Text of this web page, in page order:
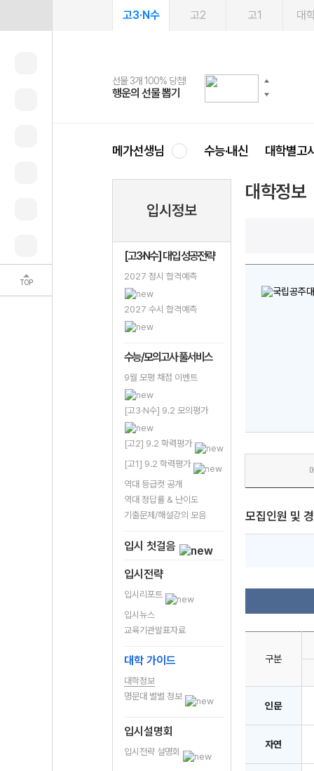
TOP
고3·N수 고2 고1 대
선물 3개 100% 당첨!
행운의 선물 뽑기
선물 100% 증정!
메가스터디 X 올리브
여름방학 스터디 캐시백
메가런 썸머스쿨
2027 러셀 단과
강사 공개선발
스마트러닝앱
설문 EVENT
메가패스
3일 무료 체험권
메가패스 수강생 무료혜택!
메가클럽 멤버십
사회공헌 캠페인
희망이룸 메가나눔
메가선생님 수능·내신 대학별고
입시정보
[고3·N수] 대입 성공전략
2027 정시 합격예측
2027 수시 합격예측
수능/모의고사 풀서비스
9월 모평 채점 이벤트
[고3·N수] 9.2 모의평가
[고2] 9.2 학력평가
[고1] 9.2 학력평가
역대 등급컷 공개
역대 정답률 & 난이도
기출문제/해설강의 모음
입시 첫걸음
입시전략
입시리포트
입시뉴스
교육기관발표자료
대학 가이드
대학정보
명문대 별별 정보
입시설명회
입시전략 설명회
대학정보
모집인원 및
구분
인문
자연